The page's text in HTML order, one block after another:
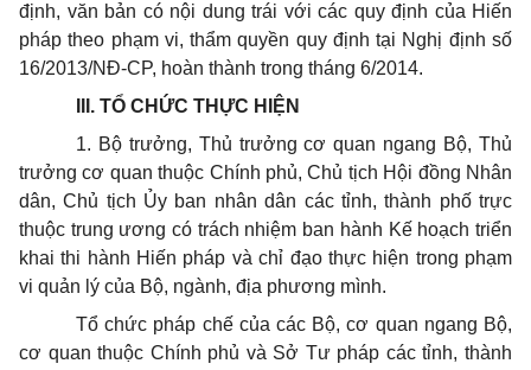
định, văn bản có nội dung trái với các quy định của Hiến
pháp theo phạm vi, thẩm quyền quy định tại Nghị định số
16/2013/NĐ-CP, hoàn thành trong tháng 6/2014.
III. TỔ CHỨC THỰC HIỆN
1. Bộ trưởng, Thủ trưởng cơ quan ngang Bộ, Thủ
trưởng cơ quan thuộc Chính phủ, Chủ tịch Hội đồng Nhân
dân, Chủ tịch Ủy ban nhân dân các tỉnh, thành phố trực
thuộc trung ương có trách nhiệm ban hành Kế hoạch triển
khai thi hành Hiến pháp và chỉ đạo thực hiện trong phạm
vi quản lý của Bộ, ngành, địa phương mình.
Tổ chức pháp chế của các Bộ, cơ quan ngang Bộ,
cơ quan thuộc Chính phủ và Sở Tư pháp các tỉnh, thành